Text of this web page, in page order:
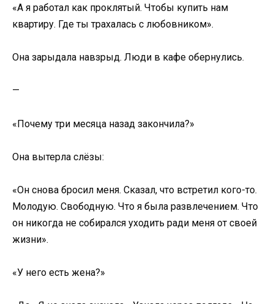
«А я работал как проклятый. Чтобы купить нам
квартиру. Где ты трахалась с любовником».
Она зарыдала навзрыд. Люди в кафе обернулись.
—
«Почему три месяца назад закончила?»
Она вытерла слёзы:
«Он снова бросил меня. Сказал, что встретил кого-то.
Молодую. Свободную. Что я была развлечением. Что
он никогда не собирался уходить ради меня от своей
жизни».
«У него есть жена?»